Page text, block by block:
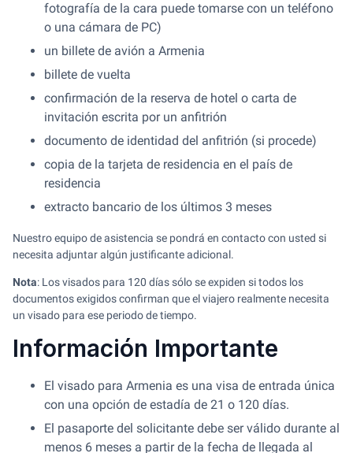
fotografía de la cara puede tomarse con un teléfono
o una cámara de PC)
un billete de avión a Armenia
billete de vuelta
confirmación de la reserva de hotel o carta de
invitación escrita por un anfitrión
documento de identidad del anfitrión (si procede)
copia de la tarjeta de residencia en el país de
residencia
extracto bancario de los últimos 3 meses
Nuestro equipo de asistencia se pondrá en contacto con usted si
necesita adjuntar algún justificante adicional.
Nota: Los visados para 120 días sólo se expiden si todos los
documentos exigidos confirman que el viajero realmente necesita
un visado para ese periodo de tiempo.
Información Importante
El visado para Armenia es una visa de entrada única
con una opción de estadía de 21 o 120 días.
El pasaporte del solicitante debe ser válido durante al
menos 6 meses a partir de la fecha de llegada al